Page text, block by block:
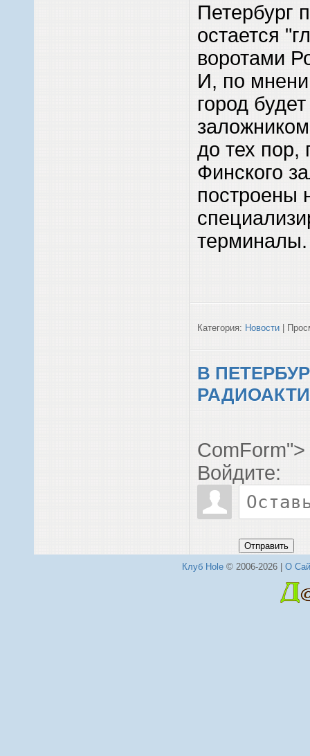
Петербург
остается
воротами
И, по
город
до тех пор,
Финского
построены
терминалы.
Категория: Новости |
В
ComForm">
Войдите:
Отправить
Клуб Hole© 2006-2026 | О